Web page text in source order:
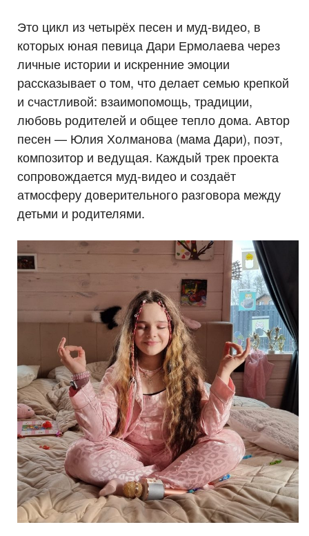
Это цикл из четырёх песен и муд-видео, в
которых юная певица Дари Ермолаева через
личные истории и искренние эмоции
рассказывает о том, что делает семью крепкой
и счастливой: взаимопомощь, традиции,
любовь родителей и общее тепло дома. Автор
песен — Юлия Холманова (мама Дари), поэт,
композитор и ведущая. Каждый трек проекта
сопровождается муд-видео и создаёт
атмосферу доверительного разговора между
детьми и родителями.